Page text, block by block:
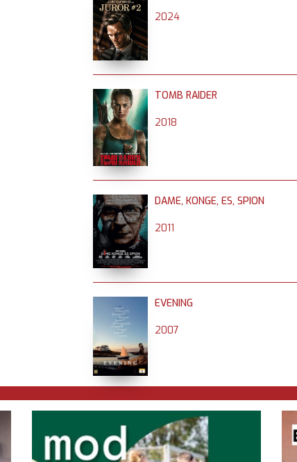
2024
TOMB RAIDER
2018
DAME, KONGE, ES, SPION
2011
EVENING
2007